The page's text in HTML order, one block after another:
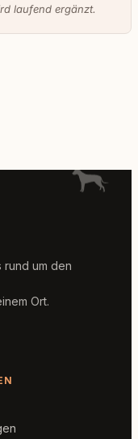
laufend ergänzt.
rund um den
Ort.